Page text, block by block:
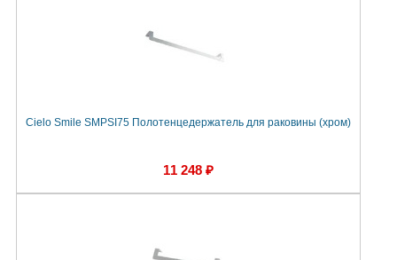
Cielo Smile SMPSI75 Полотенцедержатель для раковины (хром)
11 248 ₽